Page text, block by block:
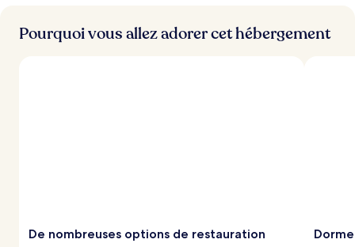
Pourquoi vous allez adorer cet hébergement
De nombreuses options de restauration